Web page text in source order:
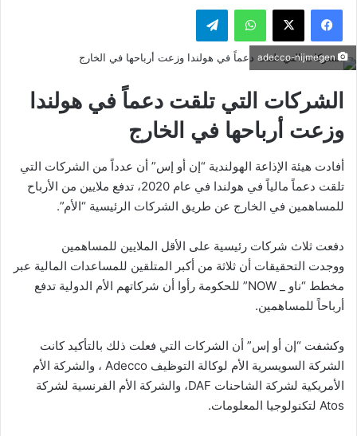
فيسبوك ‫X واتساب تيلقرام
adecco-nijmegen
الشركات التي تلقت دعماً في هولندا
وزعت أرباحها في الخارج
أفادت هيئة الإذاعة الهولندية “إن أو إس” أن عدداً من الشركات التي
تلقت دعماً مالياً في هولندا في عام 2020، تدفع ملايين من الأرباح
للمساهمين في الخارج عن طريق الشركات الرئيسية “الأم”.
دفعت ثلاث شركات رئيسية على الأقل الملايين للمساهمين
ووجدت التحقيقات أن ثلاثة من أكبر المتلقين للمساعدات المالية عبر
مخطط “ناو _ NOW” للحكومة رأوا أن شركاتهم الأم الدولية تدفع
أرباحاً للمساهمين.
وكشفت “إن أو إس” أن الشركات التي فعلت ذلك بالتأكيد كانت
الشركة السويسرية الأم لوكالة التوظيف Adecco ، والشركة الأم
الأمريكية لشركة الشاحنات DAF، والشركة الأم الفرنسية لشركة
Atos لتكنولوجيا المعلومات.